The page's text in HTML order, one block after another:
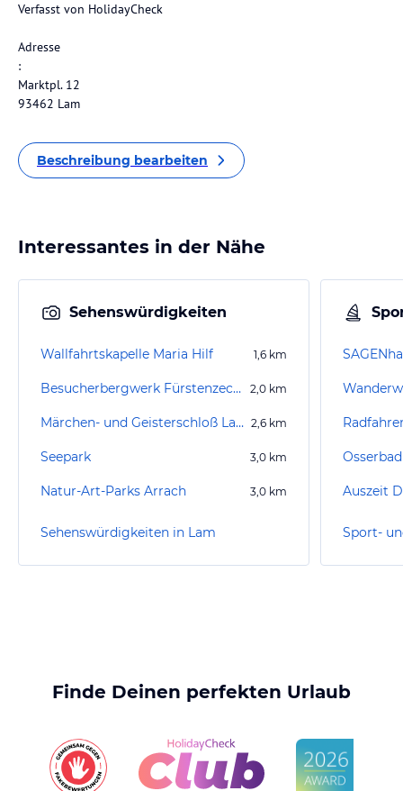
Verfasst von HolidayCheck
Adresse
:
Marktpl. 12
93462 Lam
Beschreibung bearbeiten
Interessantes in der Nähe
Sehenswürdigkeiten
Wallfahrtskapelle Maria Hilf 1,6 km
Besucherbergwerk Fürstenzeche 2,0 km
Märchen- und Geisterschloß Lambach 2,6 km
Seepark 3,0 km
Natur-Art-Parks Arrach 3,0 km
Sehenswürdigkeiten in Lam Sport-
Finde Deinen perfekten Urlaub